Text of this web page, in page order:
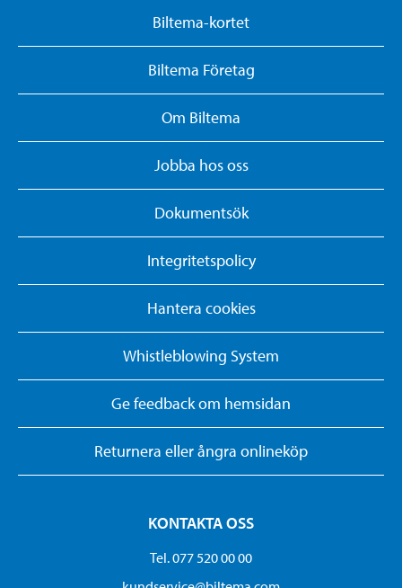
Biltema-kortet
Biltema Företag
Om Biltema
Jobba hos oss
Dokumentsök
Integritetspolicy
Hantera cookies
Whistleblowing System
Ge feedback om hemsidan
Returnera eller ångra onlineköp
KONTAKTA OSS
Tel. 077 520 00 00